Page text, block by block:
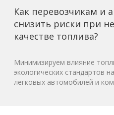
Как перевозчикам и
снизить риски при
качестве топлива?
Минимизируем влияние
экологических стандартов
легковых автомобилей и